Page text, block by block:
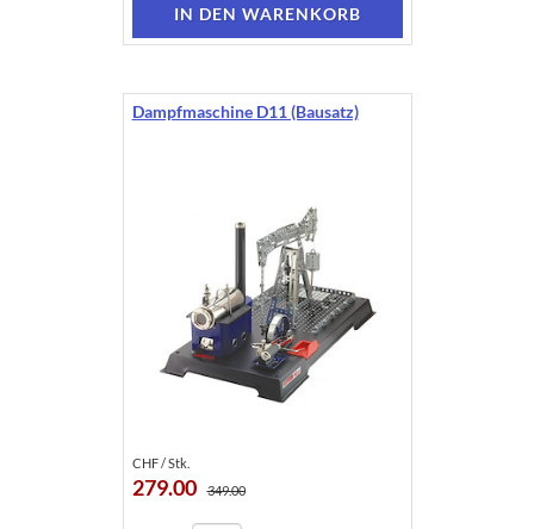
Dampfmaschine D11 (Bausatz)
CHF / Stk.
279.00 349.00